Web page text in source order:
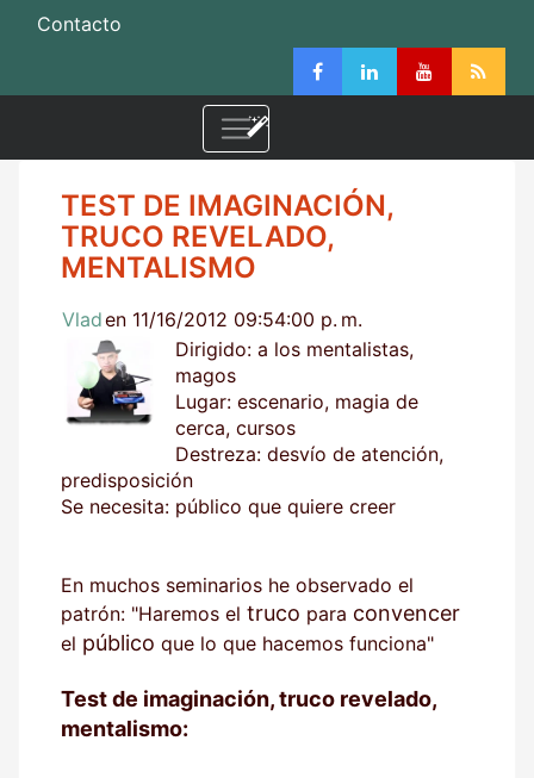
Contacto
TEST DE IMAGINACIÓN,
TRUCO REVELADO,
MENTALISMO
Vladen 11/16/2012 09:54:00 p. m.
Dirigido: a los mentalistas,
magos
Lugar: escenario, magia de
cerca, cursos
Destreza: desvío de atención,
predisposición
Se necesita: público que quiere creer
En muchos seminarios he observado el
patrón: "Haremos el truco para convencer
el público que lo que hacemos funciona"
Test de imaginación, truco revelado,
mentalismo: